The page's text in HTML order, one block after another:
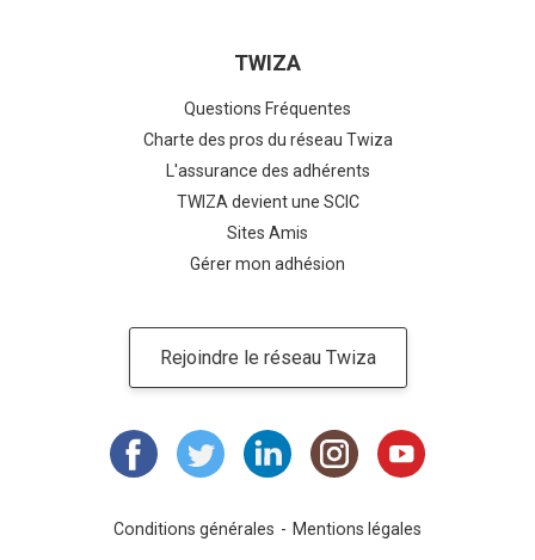
TWIZA
Questions Fréquentes
Charte des pros du réseau Twiza
L'assurance des adhérents
TWIZA devient une SCIC
Sites Amis
Gérer mon adhésion
Rejoindre le réseau Twiza
Conditions générales Mentions légales